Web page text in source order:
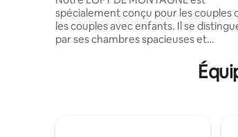
spécialement conçu pour les couples
les couples avec enfants. Il se
par ses chambres spacieuses et
cheminée et vue panoramique. -